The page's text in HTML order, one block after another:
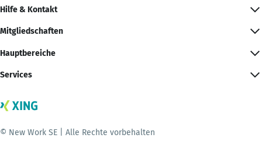
Hilfe & Kontakt
Mitgliedschaften
Hauptbereiche
Services
© New Work SE | Alle Rechte vorbehalten